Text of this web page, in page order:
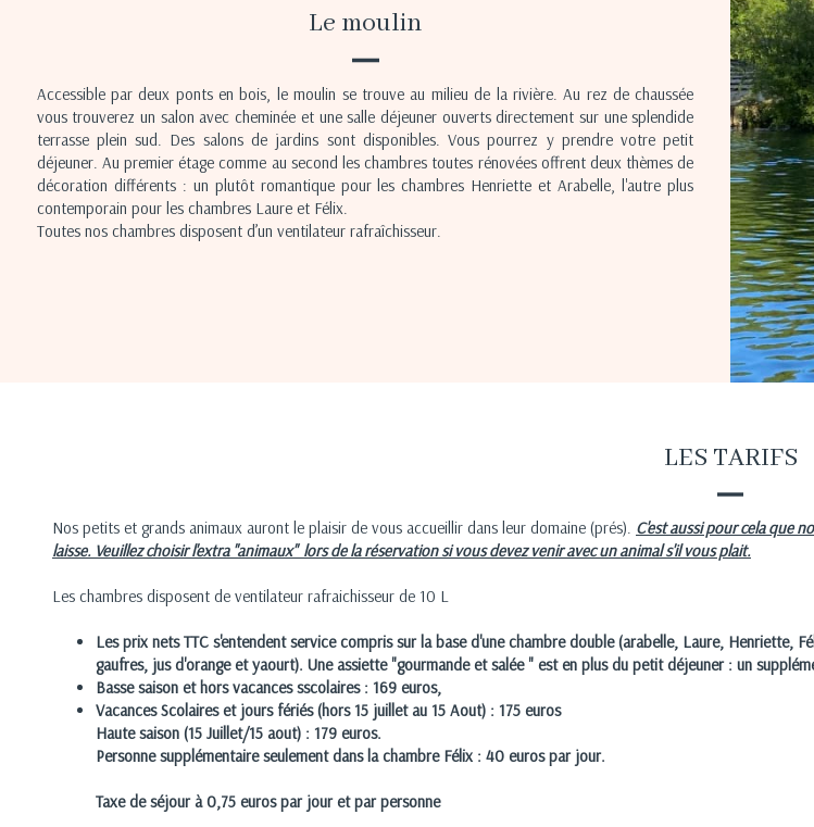
Le moulin
Accessible par deux ponts en bois, le moulin se trouve au milieu de la rivière. Au rez de chaussée
vous trouverez un salon avec cheminée et une salle déjeuner ouverts directement sur une splendide
terrasse plein sud. Des salons de jardins sont disponibles. Vous pourrez y prendre votre petit
déjeuner. Au premier étage comme au second les chambres toutes rénovées offrent deux thèmes de
décoration différents : un plutôt romantique pour les chambres Henriette et Arabelle, l'autre plus
contemporain pour les chambres Laure et Félix.
Toutes nos chambres disposent d’un ventilateur rafraîchisseur.
LES TARIFS
Nos petits et grands animaux auront le plaisir de vous accueillir dans leur domaine (prés). C'est aussi pour cela que
laisse. Veuillez choisir l'extra "animaux" lors de la réservation si vous devez venir avec un animal s'il vous plait.
Les chambres disposent de ventilateur rafraichisseur de 10 L
Les prix nets TTC s'entendent service compris sur la base d'une chambre double (arabelle, Laure,
gaufres, jus d'orange et yaourt). Une assiette "gourmande et salée " est en plus du petit déjeuner : un
Basse saison et hors vacances sscolaires : 169 euros,
Vacances Scolaires et jours fériés (hors 15 juillet au 15 Aout) : 175 euros
Haute saison (15 Juillet/15 aout) : 179 euros.
Personne supplémentaire seulement dans la chambre Félix : 40 euros par jour.
Taxe de séjour à 0,75 euros par jour et par personne